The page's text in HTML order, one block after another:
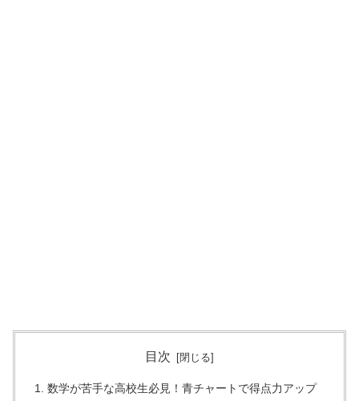
目次
数学が苦手な高校生必見！青チャートで得点力アップ